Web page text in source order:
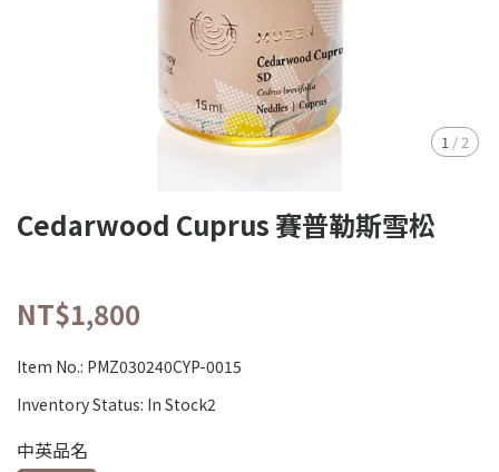
1 / 2
Cedarwood Cuprus 賽普勒斯雪松
NT$1,800
Item No.: PMZ030240CYP-0015
Inventory Status: In Stock2
中英品名